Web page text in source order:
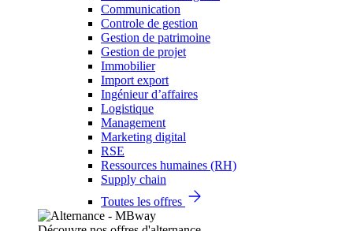
Communication
Controle de gestion
Gestion de patrimoine
Gestion de projet
Immobilier
Import export
Ingénieur d’affaires
Logistique
Management
Marketing digital
RSE
Ressources humaines (RH)
Supply chain
Toutes les offres